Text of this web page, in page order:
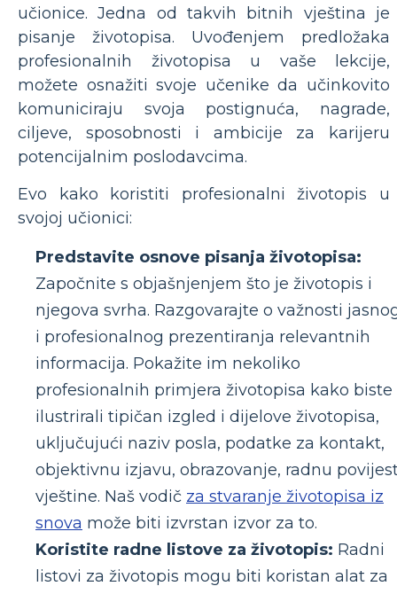
učionice. Jedna od takvih bitnih vještina je
pisanje životopisa. Uvođenjem predložaka
profesionalnih životopisa u vaše lekcije,
možete osnažiti svoje učenike da učinkovito
komuniciraju svoja postignuća, nagrade,
ciljeve, sposobnosti i ambicije za karijeru
potencijalnim poslodavcima.
Evo kako koristiti profesionalni životopis u
svojoj učionici:
Predstavite osnove pisanja životopisa:
Započnite s objašnjenjem što je životopis i
njegova svrha. Razgovarajte o važnosti
i profesionalnog prezentiranja relevantnih
informacija. Pokažite im nekoliko
profesionalnih primjera životopisa kako biste
ilustrirali tipičan izgled i dijelove životopisa,
uključujući naziv posla, podatke za kontakt,
objektivnu izjavu, obrazovanje, radnu
vještine. Naš vodič za stvaranje životopisa iz
snova može biti izvrstan izvor za to.
Koristite radne listove za životopis: Radni
listovi za životopis mogu biti koristan alat za